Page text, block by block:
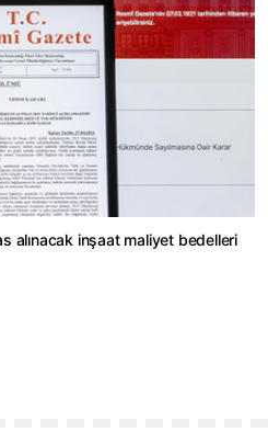
alınacak inşaat maliyet bedelleri